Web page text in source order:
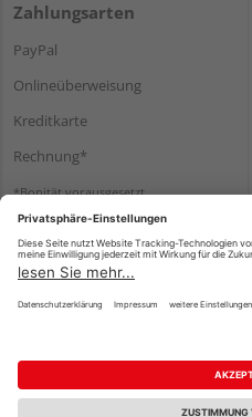
Zahlungsarten
PayPal
Onlineüberweisung
Kreditkarte
Rechnung*
*Bonität vorausgesetzt
Impressum Datenschutz
Barrierefreiheitserklärung